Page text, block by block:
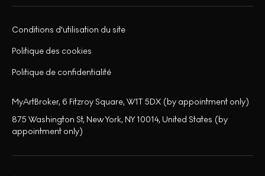
Politique de confidentialité
Politique des cookies
Conditions d'utilisation du site
MyArtBroker, 6 Fitzroy Square, W1T 5DX (by appointment only)
875 Washington St, New York, NY 10014, United States (by
appointment only)